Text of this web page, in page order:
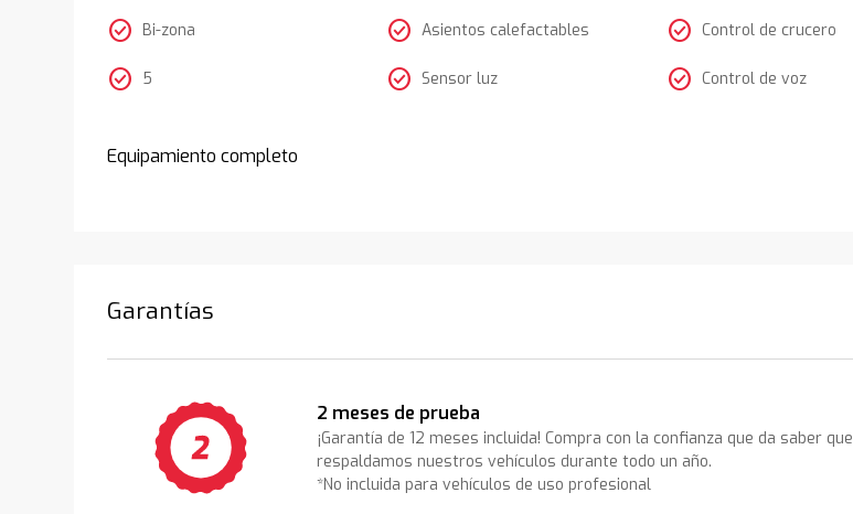
check_circle Bi-zona
check_circle 5
check_circle Asientos calefactables
check_circle Sensor luz
check_circle Control de crucero
check_circle Control de voz
Equipamiento completo
Garantías
2 meses de prueba
¡Garantía de 12 meses incluida! Compra con la confianza que da saber que
respaldamos nuestros vehículos durante todo un año.
*No incluida para vehículos de uso profesional